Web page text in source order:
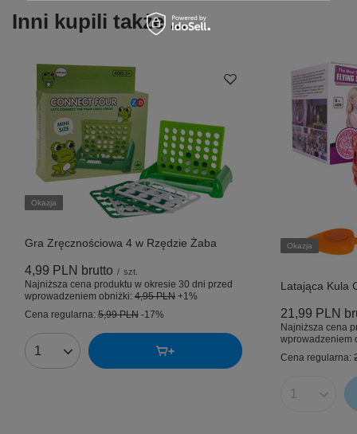
Inni kupili także ...
Okazja
Gra Zręcznościowa 4 w Rzędzie Żaba
4,99 PLN brutto / szt.
Najniższa cena produktu w okresie 30 dni przed
wprowadzeniem obniżki: 4,95 PLN +1%
Cena regularna: 5,99 PLN -17%
Ilość produktów
Okazja
Latająca Kula
21,99 PLN
Najniższa cena
wprowadzeniem
Cena regularna:
Ilość